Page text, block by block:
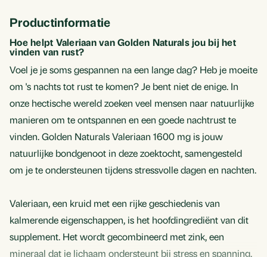
Productinformatie
Hoe helpt Valeriaan van Golden Naturals jou bij het
vinden van rust?
Voel je je soms gespannen na een lange dag? Heb je moeite
om 's nachts tot rust te komen? Je bent niet de enige. In
onze hectische wereld zoeken veel mensen naar natuurlijke
manieren om te ontspannen en een goede nachtrust te
vinden. Golden Naturals Valeriaan 1600 mg is jouw
natuurlijke bondgenoot in deze zoektocht, samengesteld
om je te ondersteunen tijdens stressvolle dagen en nachten.
Valeriaan, een kruid met een rijke geschiedenis van
kalmerende eigenschappen, is het hoofdingrediënt van dit
supplement. Het wordt gecombineerd met zink, een
mineraal dat je lichaam ondersteunt bij stress en spanning.